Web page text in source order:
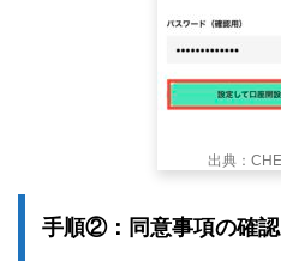
出典：
手順②：同意事項の確認